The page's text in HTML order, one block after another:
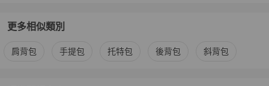
更多相似類別
更多LOEWE 女包相似商品推薦
肩背包 手提包 托特包 後背包 斜背包